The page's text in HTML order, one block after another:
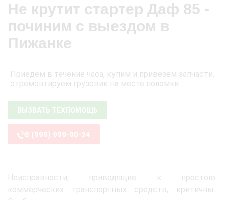
Не крутит стартер Даф 85 -
починим с выездом в
Пижанке
Приедем в течение часа, купим и привезём запчасти,
отремонтируем грузовик на месте поломки
ВЫЗВАТЬ ТЕХПОМОЩЬ
8 (999) 999-90-24
Неисправности, приводящие к простою
коммерческих транспортных средств, критичны.